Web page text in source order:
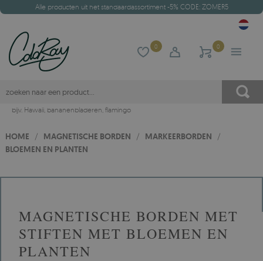
Alle producten uit het standaardassortiment -5% CODE: ZOMER5
0 0
bijv. Hawaii, bananenbladeren, flamingo
HOME / MAGNETISCHE BORDEN / MARKEERBORDEN /
BLOEMEN EN PLANTEN
MAGNETISCHE BORDEN MET
STIFTEN MET BLOEMEN EN
PLANTEN